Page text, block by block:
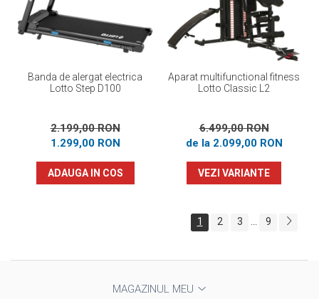
Banda de alergat electrica
Lotto Step D100
2.199,00 RON
1.299,00 RON
ADAUGA IN COS
Aparat multifunctional fitness
Lotto Classic L2
6.499,00 RON
de la 2.099,00 RON
VEZI VARIANTE
1 2 3 ... 9
MAGAZINUL MEU